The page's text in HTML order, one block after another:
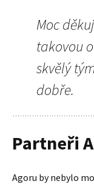
Moc
takovou
skvělý
dobře.
Partneři
Agoru by nebylo